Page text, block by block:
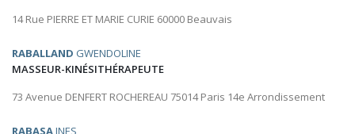
14 Rue PIERRE ET MARIE CURIE 60000 Beauvais
RABALLAND GWENDOLINE
MASSEUR-KINÉSITHÉRAPEUTE
73 Avenue DENFERT ROCHEREAU 75014 Paris 14e Arrondissement
RABASAINES